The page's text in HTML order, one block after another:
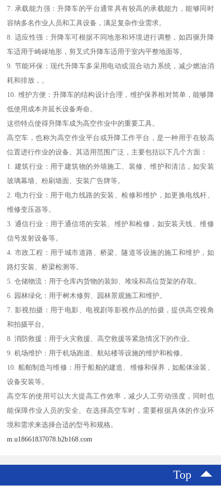
7. 承载能力强：升降车的平台通常具有较高的承载能力，能够同时
容纳多名作业人员和工具设备，满足复杂作业需求。
8. 适应性强：升降车可根据不同地形和环境进行调整，如四驱升降
车适用于崎岖地形，剪叉式升降车适用于室内平整地面等。
9. 节能环保：现代升降车多采用电动或混合动力系统，减少燃油消
耗和排放，。
10. 维护方便：升降车的结构设计合理，维护保养相对简单，能够降
低使用成本并延长设备寿命。
这些特点使得升降车成为高空作业中的重要工具。
高空车，也称为高空作业平台或升降工作平台，是一种用于在较高
位置进行作业的设备。其适用范围广泛，主要包括以下几个方面：
1. 建筑行业：用于建筑物的外墙施工、装修、维护和清洁，如安装
玻璃幕墙、粉刷墙面、安装广告牌等。
2. 电力行业：用于电力线路的安装、检修和维护，如更换电线杆、
维修变压器等。
3. 通信行业：用于通信塔的安装、维护和检修，如安装天线、维修
信号发射设备等。
4. 市政工程：用于城市道路、桥梁、隧道等设施的施工和维护，如
路灯安装、桥梁检测等。
5. 仓储物流：用于仓库内货物的装卸、堆垛和高位货架的存取。
6. 园林绿化：用于树木修剪、园林景观施工和维护。
7. 影视拍摄：用于电影、电视剧等影视作品的拍摄，提供高空视角
和拍摄平台。
8. 消防救援：用于火灾救援、高空救援等紧急情况下的作业。
9. 机场维护：用于机场跑道、航站楼等设施的维护和检修。
10. 船舶制造与维修：用于船舶的建造、维修和保养，如船体涂装、
设备安装等。
高空车的使用可以大大提高工作效率，减少人工劳动强度，同时也
能保障作业人员的安全。在选择高空车时，需要根据具体的作业环
境和需求来选择合适的型号和规格。
m.u18661837078.b2b168.com
Top